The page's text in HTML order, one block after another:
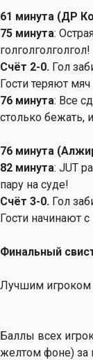
61 минута (ДР
75 минута:
голголголголгол!
Счёт 2-0. Гол
Гости теряют
76 минута: Все
столько бежать,
76 минута
82 минута: JUT
пару на суде!
Счёт 3-0. Гол
Гости начинают с
Финальный
Лучшим игроком
Баллы всех
желтом фоне)